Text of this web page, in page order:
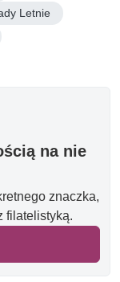
Letnie
na nie
znaczka,
filatelistyką.